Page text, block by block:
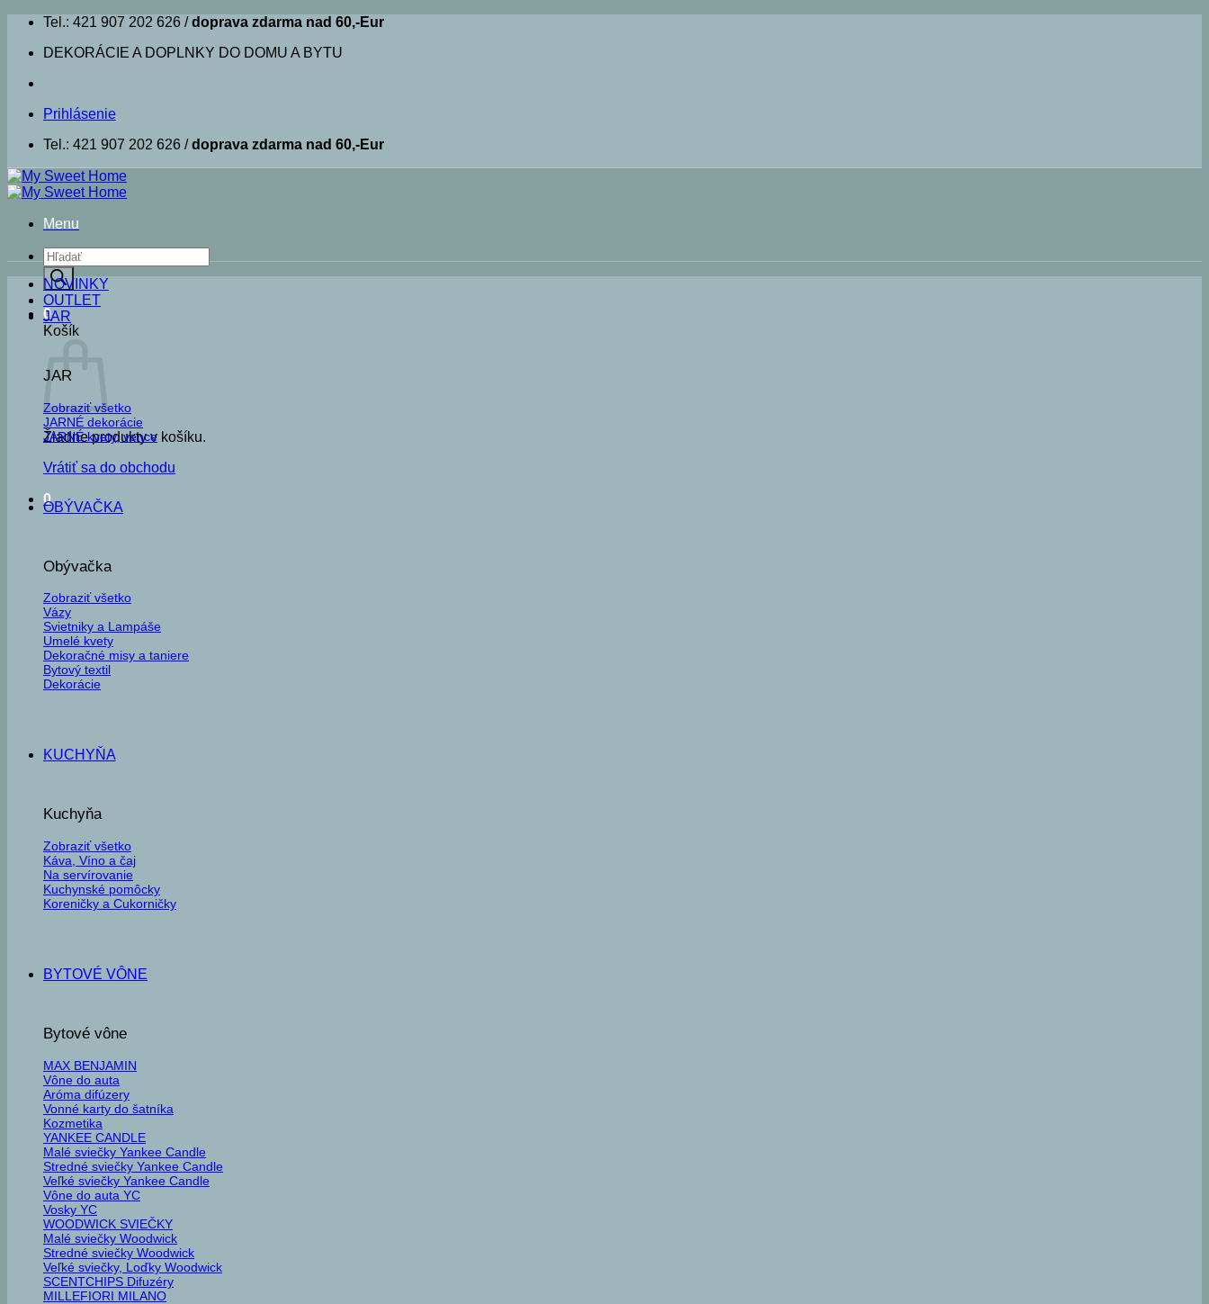
Skip
content
Tel.: 421 907 202 626 /doprava zdarma nad 60,-Eur
DEKORÁCIE A DOPLNKY DO DOMU A BYTU
Prihlásenie
Tel.: 421 907 202 626 /doprava zdarma nad 60,-Eur
Menu
Products
search
0
Košík
Žiadne produkty v košíku.
Vrátiť sa do obchodu
0
NOVINKY
OUTLET
JAR
JAR
Zobraziť všetko
JARNÉ dekorácie
JARNÉ kvety, vence
OBÝVAČKA
Obývačka
Zobraziť všetko
Vázy
Svietniky a Lampáše
Umelé kvety
Dekoračné misy a taniere
Bytový textil
Dekorácie
KUCHYŇA
Kuchyňa
Zobraziť všetko
Káva, Víno a čaj
Na servírovanie
Kuchynské pomôcky
Koreničky a Cukorničky
BYTOVÉ VÔNE
Bytové vône
MAX BENJAMIN
Vône do auta
Aróma difúzery
Vonné karty do šatníka
Kozmetika
YANKEE CANDLE
Malé sviečky Yankee Candle
Stredné sviečky Yankee Candle
Veľké sviečky Yankee Candle
Vône do auta YC
Vosky YC
WOODWICK SVIEČKY
Malé sviečky Woodwick
Stredné sviečky Woodwick
Veľké sviečky, Loďky Woodwick
SCENTCHIPS Difuzéry
MILLEFIORI MILANO